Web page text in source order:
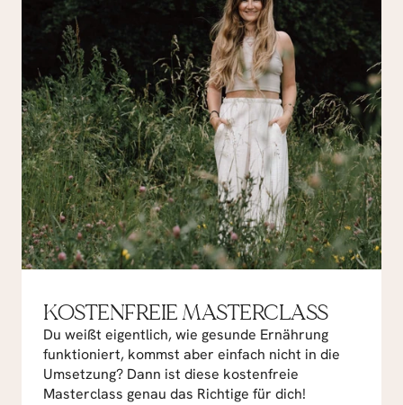
KOSTENFREIE MASTERCLASS
Du weißt eigentlich, wie gesunde Ernährung
funktioniert, kommst aber einfach nicht in die
Umsetzung? Dann ist diese kostenfreie
Masterclass genau das Richtige für dich!